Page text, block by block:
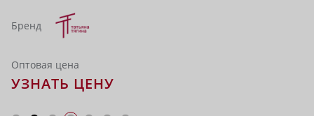
Бренд
Оптовая цена
УЗНАТЬ ЦЕНУ